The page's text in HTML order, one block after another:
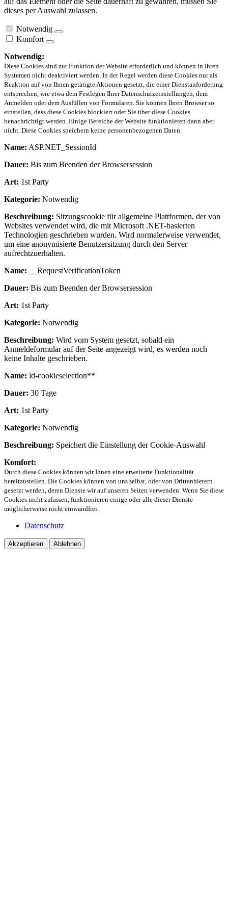
dieses per Auswahl zulassen.
Notwendig
Komfort
Notwendig:
Diese Cookies sind zur Funktion der Website erforderlich und können in Ihren
Systemen nicht deaktiviert werden. In der Regel werden diese Cookies nur als
Reaktion auf von Ihnen getätigte Aktionen gesetzt, die einer Dienstanforderung
entsprechen, wie etwa dem Festlegen Ihrer Datenschutzeinstellungen, dem
Anmelden oder dem Ausfüllen von Formularen. Sie können Ihren Browser so
einstellen, dass diese Cookies blockiert oder Sie über diese Cookies
benachrichtigt werden. Einige Bereiche der Website funktionieren dann aber
nicht. Diese Cookies speichern keine personenbezogenen Daten.
Name: ASP.NET_SessionId
Dauer: Bis zum Beenden der Browsersession
Art: 1st Party
Kategorie: Notwendig
Beschreibung: Sitzungscookie für allgemeine Plattformen, der von
Websites verwendet wird, die mit Microsoft .NET-basierten
Technologien geschrieben wurden. Wird normalerweise verwendet,
um eine anonymisierte Benutzersitzung durch den Server
aufrechtzuerhalten.
Name: __RequestVerificationToken
Dauer: Bis zum Beenden der Browsersession
Art: 1st Party
Kategorie: Notwendig
Beschreibung: Wird vom System gesetzt, sobald ein
Anmeldeformular auf der Seite angezeigt wird, es werden noch
keine Inhalte geschrieben.
Name: ld-cookieselection**
Dauer: 30 Tage
Art: 1st Party
Kategorie: Notwendig
Beschreibung: Speichert die Einstellung der Cookie-Auswahl
Komfort:
Durch diese Cookies können wir Ihnen eine erweiterte Funktionalität
bereitzustellen. Die Cookies können von uns selbst, oder von Drittanbietern
gesetzt werden, deren Dienste wir auf unseren Seiten verwenden. Wenn Sie diese
Cookies nicht zulassen, funktionieren einige oder alle dieser Dienste
möglicherweise nicht einwandfrei.
Datenschutz
Akzeptieren Ablehnen